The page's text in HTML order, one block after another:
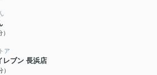
ア
レブン 長浜店